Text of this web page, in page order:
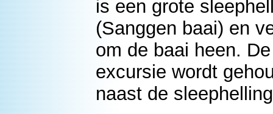
is een grote
(Sanggen baai) en
om de baai heen.
excursie wordt
naast de